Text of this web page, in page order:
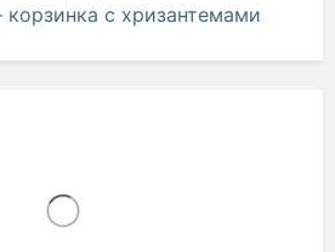
с хризантемами